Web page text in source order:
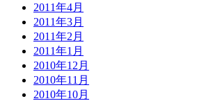
2011年4月
2011年3月
2011年2月
2011年1月
2010年12月
2010年11月
2010年10月